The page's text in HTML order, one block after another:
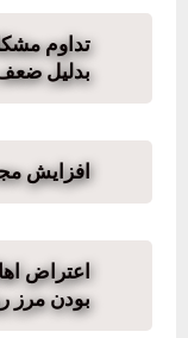
تداوم
بدلیل ضعف
افزایش
اعتراض
بودن مرز